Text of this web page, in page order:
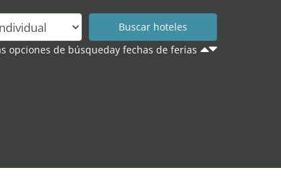
opciones de búsqueday fechas de ferias